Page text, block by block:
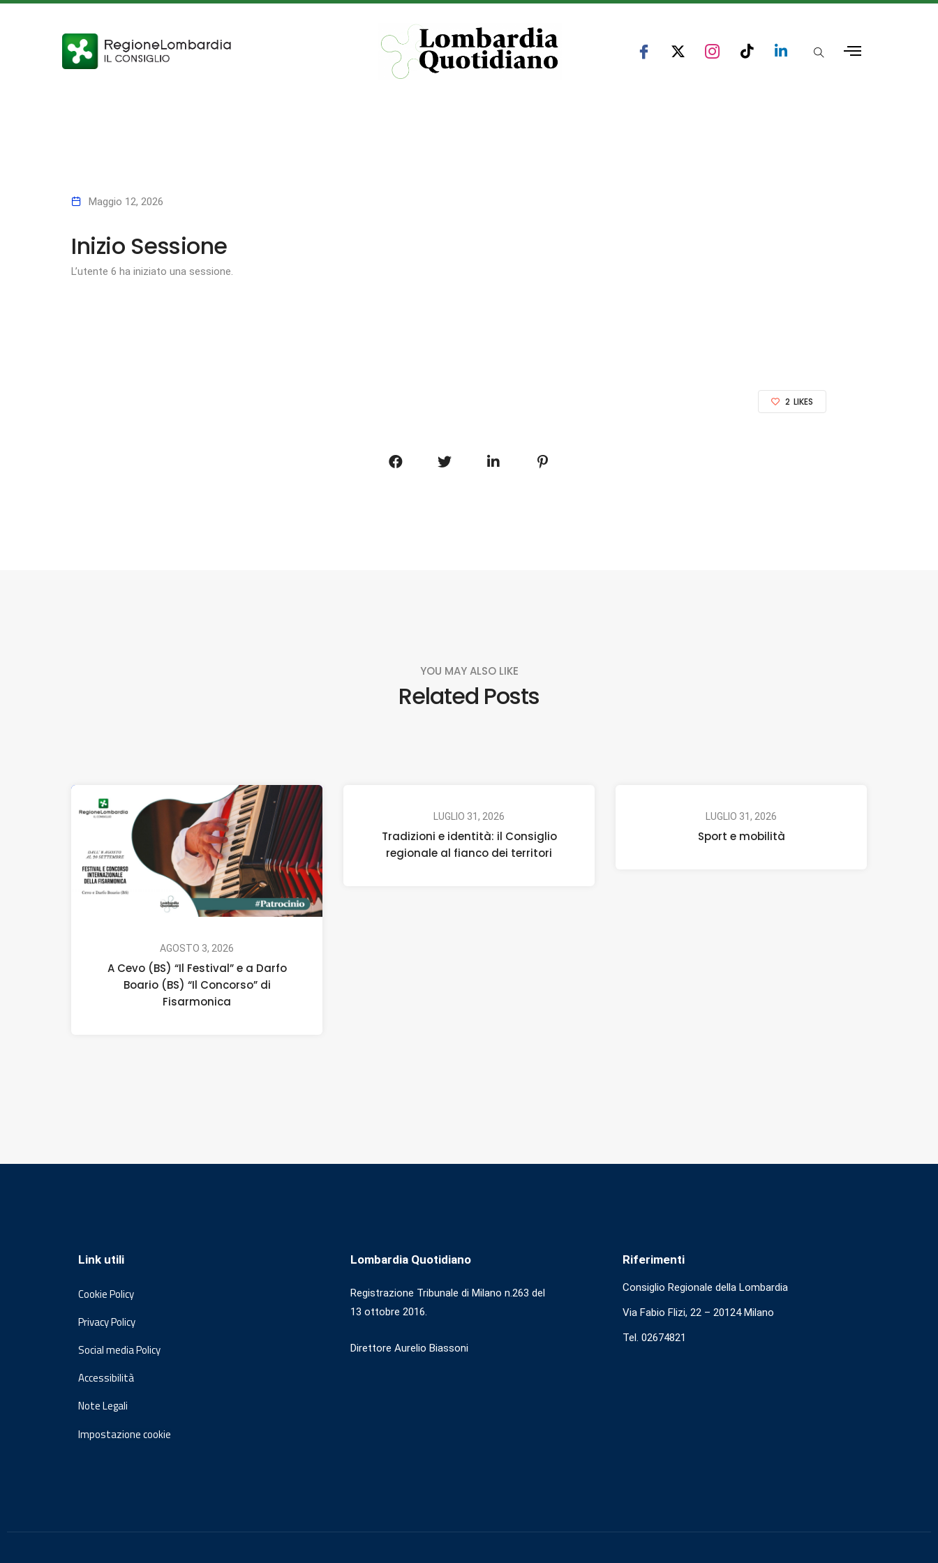
Maggio 12, 2026
Inizio Sessione
L’utente 6 ha iniziato una sessione.
2 LIKES
YOU MAY ALSO LIKE
Related Posts
AGOSTO 3, 2026
A Cevo (BS) “Il Festival” e a Darfo
Boario (BS) “Il Concorso” di
Fisarmonica
LUGLIO 31, 2026
Tradizioni e identità: il Consiglio
regionale al fianco dei territori
LUGLIO 31, 2026
Sport e mobilità
Link utili
Cookie Policy
Privacy Policy
Social media Policy
Accessibilità
Note Legali
Impostazione cookie
Lombardia Quotidiano
Registrazione Tribunale di Milano n.263 del
13 ottobre 2016.
Direttore Aurelio Biassoni
Riferimenti
Consiglio Regionale della Lombardia
Via Fabio Flizi, 22 – 20124 Milano
Tel. 02674821